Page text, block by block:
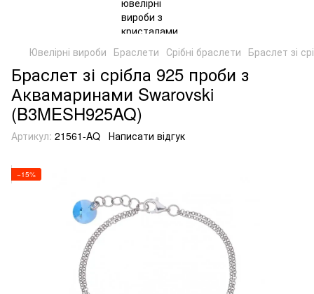
Ювелірні вироби Браслети Срібні браслети Браслет зі
Браслет зі срібла 925 проби з
Аквамаринами Swarovski
(B3MESH925AQ)
Артикул: 21561-AQ Написати відгук
−15%